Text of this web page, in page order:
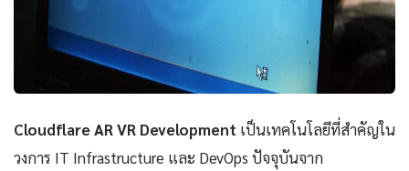
Cloudflare AR VR Development เป็นเทคโนโลยีที่สำคัญใน
วงการ IT Infrastructure และ DevOps ปัจจุบันจาก